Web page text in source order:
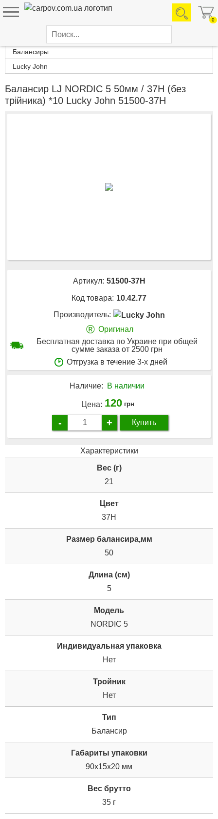
0
Каталог товаров
Балансиры
Lucky John
Балансир LJ NORDIC 5 50мм / 37H (без
трійника) *10 Lucky John 51500-37H
Артикул: 51500-37H
Код товара: 10.42.77
Производитель:
® Оригинал
Бесплатная доставка по Украине при общей
сумме заказа от 2500 грн
Отгрузка в течение 3-х дней
Наличие: В наличии
Цена: 120 грн
- + Купить
Характеристики
Вес (г)
21
Цвет
37H
Размер балансира,мм
50
Длина (см)
5
Модель
NORDIC 5
Индивидуальная упаковка
Нет
Тройник
Нет
Тип
Балансир
Габариты упаковки
90x15x20 мм
Вес брутто
35 г